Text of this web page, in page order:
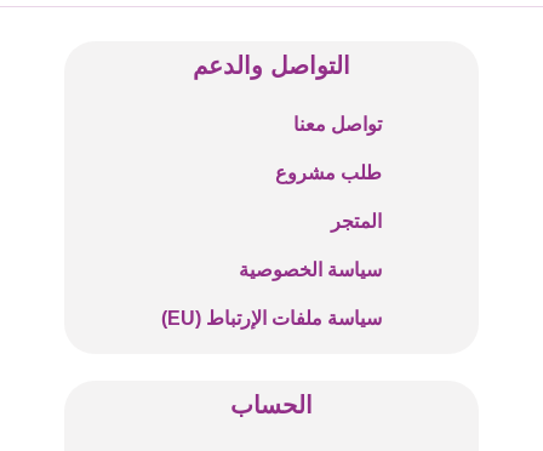
التواصل والدعم
تواصل معنا
طلب مشروع
المتجر
سياسة الخصوصية
سياسة ملفات الإرتباط (EU)
الحساب